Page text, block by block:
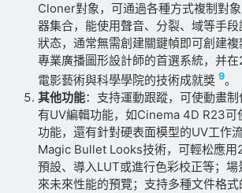
Cloner對象，可通過各種方式複制對
器集合，能使用聲音、分裂、域等手
狀态，通常無需創建關鍵幀即可創建
專業廣播圖形設計師的首選系統，并
電影藝術與科學學院的技術成就獎 9。
其他功能：支持運動跟蹤，可使動畫
有UV編輯功能，如Cinema 4D R23可
功能，還有針對硬表面模型的UV工作
Magic Bullet Looks技術，可輕松應用
預設、導入LUT或進行色彩校正等；
來未來性能的預覽；支持多種文件格